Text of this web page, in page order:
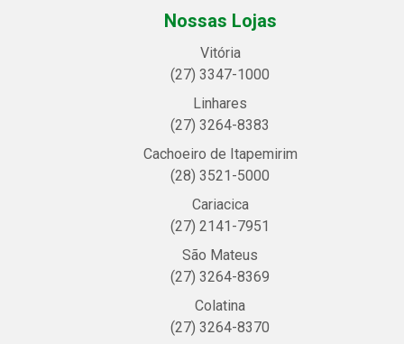
Nossas Lojas
Vitória
(27) 3347-1000
Linhares
(27) 3264-8383
Cachoeiro de Itapemirim
(28) 3521-5000
Cariacica
(27) 2141-7951
São Mateus
(27) 3264-8369
Colatina
(27) 3264-8370